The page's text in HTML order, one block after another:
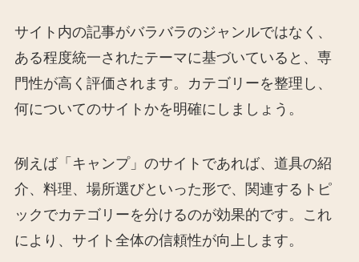
サイト内の記事がバラバラのジャンルではなく、
ある程度統一されたテーマに基づいていると、専
門性が高く評価されます。カテゴリーを整理し、
何についてのサイトかを明確にしましょう。
例えば「キャンプ」のサイトであれば、道具の紹
介、料理、場所選びといった形で、関連するトピ
ックでカテゴリーを分けるのが効果的です。これ
により、サイト全体の信頼性が向上します。